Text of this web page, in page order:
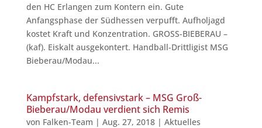
den HC Erlangen zum Kontern ein. Gute
Anfangsphase der Südhessen verpufft. Aufholjagd
kostet Kraft und Konzentration. GROSS-BIEBERAU –
(kaf). Eiskalt ausgekontert. Handball-Drittligist MSG
Bieberau/Modau...
Kampfstark, defensivstark – MSG Groß-
Bieberau/Modau verdient sich Remis
von Falken-Team | Aug. 27, 2018| Aktuelles